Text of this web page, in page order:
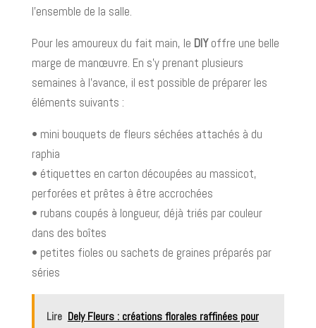
l’ensemble de la salle.
Pour les amoureux du fait main, le DIYoffre une belle
marge de manœuvre. En s’y prenant plusieurs
semaines à l’avance, il est possible de préparer les
éléments suivants :
• mini bouquets de fleurs séchées attachés à du
raphia
• étiquettes en carton découpées au massicot,
perforées et prêtes à être accrochées
• rubans coupés à longueur, déjà triés par couleur
dans des boîtes
• petites fioles ou sachets de graines préparés par
séries
Lire Dely Fleurs : créations florales raffinées pour